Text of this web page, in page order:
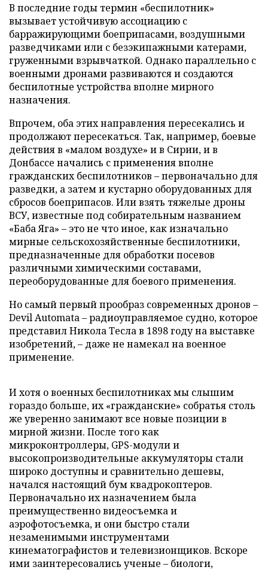
В последние годы термин «беспилотник»
вызывает устойчивую ассоциацию с
барражирующими боеприпасами, воздушными
разведчиками или с безэкипажными катерами,
груженными взрывчаткой. Однако параллельно с
военными дронами развиваются и создаются
беспилотные устройства вполне мирного
назначения.
Впрочем, оба этих направления пересекались и
продолжают пересекаться. Так, например, боевые
действия в «малом воздухе» и в Сирии, и в
Донбассе начались с применения вполне
гражданских беспилотников – первоначально для
разведки, а затем и кустарно оборудованных для
сбросов боеприпасов. Или взять тяжелые дроны
ВСУ, известные под собирательным названием
«Баба Яга» – это не что иное, как изначально
мирные сельскохозяйственные беспилотники,
предназначенные для обработки посевов
различными химическими составами,
переоборудованные для боевого применения.
Но самый первый прообраз современных дронов –
Devil Automata – радиоуправляемое судно, которое
представил Никола Тесла в 1898 году на выставке
изобретений, – даже не намекал на военное
применение.
И хотя о военных беспилотниках мы слышим
гораздо больше, их «гражданские» собратья столь
же уверенно занимают все новые позиции в
мирной жизни. После того как
микроконтроллеры, GPS-модули и
высокопроизводительные аккумуляторы стали
широко доступны и сравнительно дешевы,
начался настоящий бум квадрокоптеров.
Первоначально их назначением была
преимущественно видеосъемка и
аэрофотосъемка, и они быстро стали
незаменимыми инструментами
кинематографистов и телевизионщиков. Вскоре
ими заинтересовались ученые – биологи,